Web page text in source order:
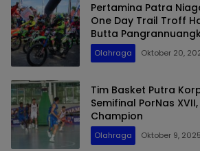
Pertamina Patra
One Day Trail Troff
Butta
Olahraga Oktober 20,
Tim Basket Putra
Semifinal PorNas
Champion
Olahraga Oktober 9, 2025